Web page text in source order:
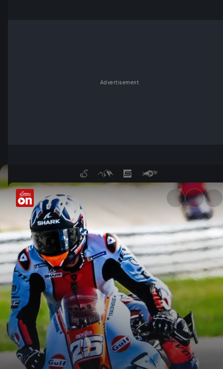
Advertisement
Brembo Grand Prix von